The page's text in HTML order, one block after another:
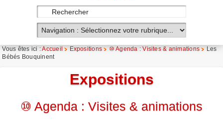
Vous êtes ici :Accueil Expositions ⑩ Agenda : Visites & animations
Les
Bébés Bouquinent
Expositions
⑩ Agenda : Visites & animations